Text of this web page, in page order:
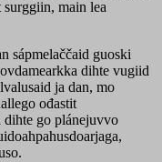
surggiin, main lea
sápmelaččaid guoski
dihte vugiid
ja dan, mo
ođastit
dihte go plánejuvvo